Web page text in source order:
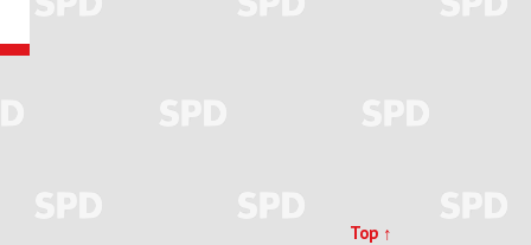
Top ↑